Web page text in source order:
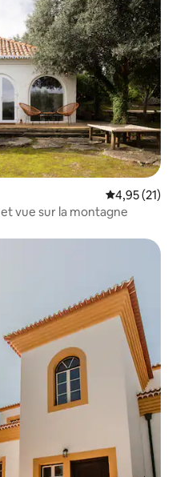
Évaluation
4,95 (21)
vue sur la montagne